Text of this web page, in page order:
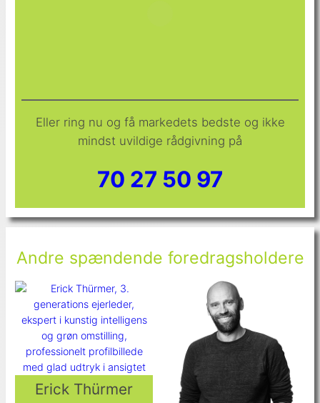
Eller ring nu og få markedets bedste og ikke
mindst uvildige rådgivning på
70 27 50 97
Andre spændende foredragsholdere
Erick Thürmer